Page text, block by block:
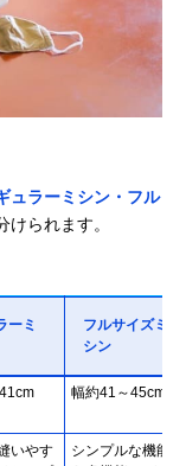
ュラーミシン・フル
けられます。
ーミ
フルサイズミ
シン
幅約41～45cm
いやす
シンプルな機能か